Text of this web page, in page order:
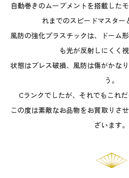
自動巻きのムーブメントを搭載した
れまでのスピードマスター
風防の強化プラスチックは、ドーム
も光が反射しにくく視
状態はブレス破損、風防は傷がかな
う。
Cランクでしたが、それでもこれ
この度は素敵なお品物をお買取りさ
ざいます。